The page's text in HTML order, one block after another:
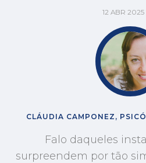
12 ABR 2025
CLÁUDIA CAMPONEZ,
Falo daqueles
surpreendem por tão